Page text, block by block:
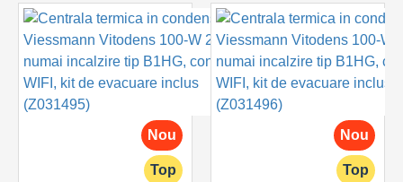
Nou
Top
Nou
Top